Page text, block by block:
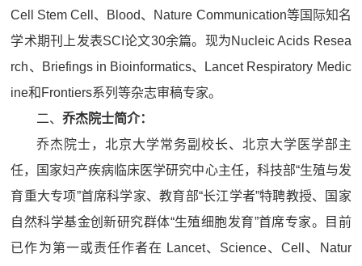
Cell Stem Cell、Blood、Nature Communication等国际知名
学术期刊上发表SCI论文30余篇。现为Nucleic Acids Resea
rch、Briefings in Bioinformatics、Lancet Respiratory Medic
ine和Frontiers系列等杂志审稿专家。
二、乔杰院士简介：
乔杰院士，北京大学常务副校长、北京大学医学部主
任，国家妇产疾病临床医学研究中心主任，科技部“生殖与发
育重大专项”首席科学家、教育部“长江学者”特聘教授、国家
自然科学基金创新研究群体“生殖细胞发育”首席专家。目前
已作为第一或责任作者在 Lancet、Science、Cell、Natur